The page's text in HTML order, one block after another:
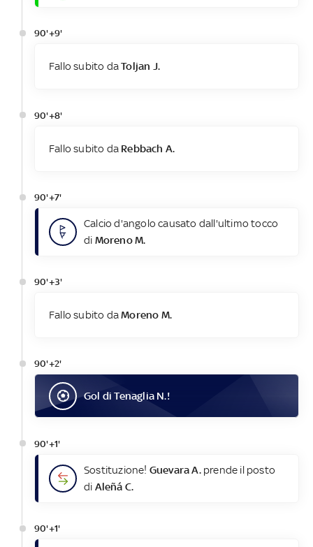
90'+9'
Fallo subito daToljan J.
90'+8'
Fallo subito da Rebbach A.
90'+7'
Calcio d'angolo causato dall'ultimo tocco
di Moreno M.
90'+3'
Fallo subito daMoreno M.
90'+2'
Gol diTenaglia N.!
90'+1'
Sostituzione! Guevara A.prende il posto
di Aleñá C.
90'+1'